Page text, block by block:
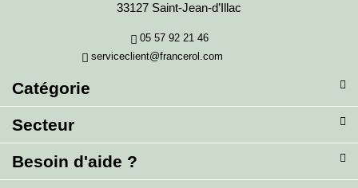
33127 Saint-Jean-d’Illac
05 57 92 21 46
serviceclient@francerol.com
Catégorie
Secteur
Besoin d'aide ?